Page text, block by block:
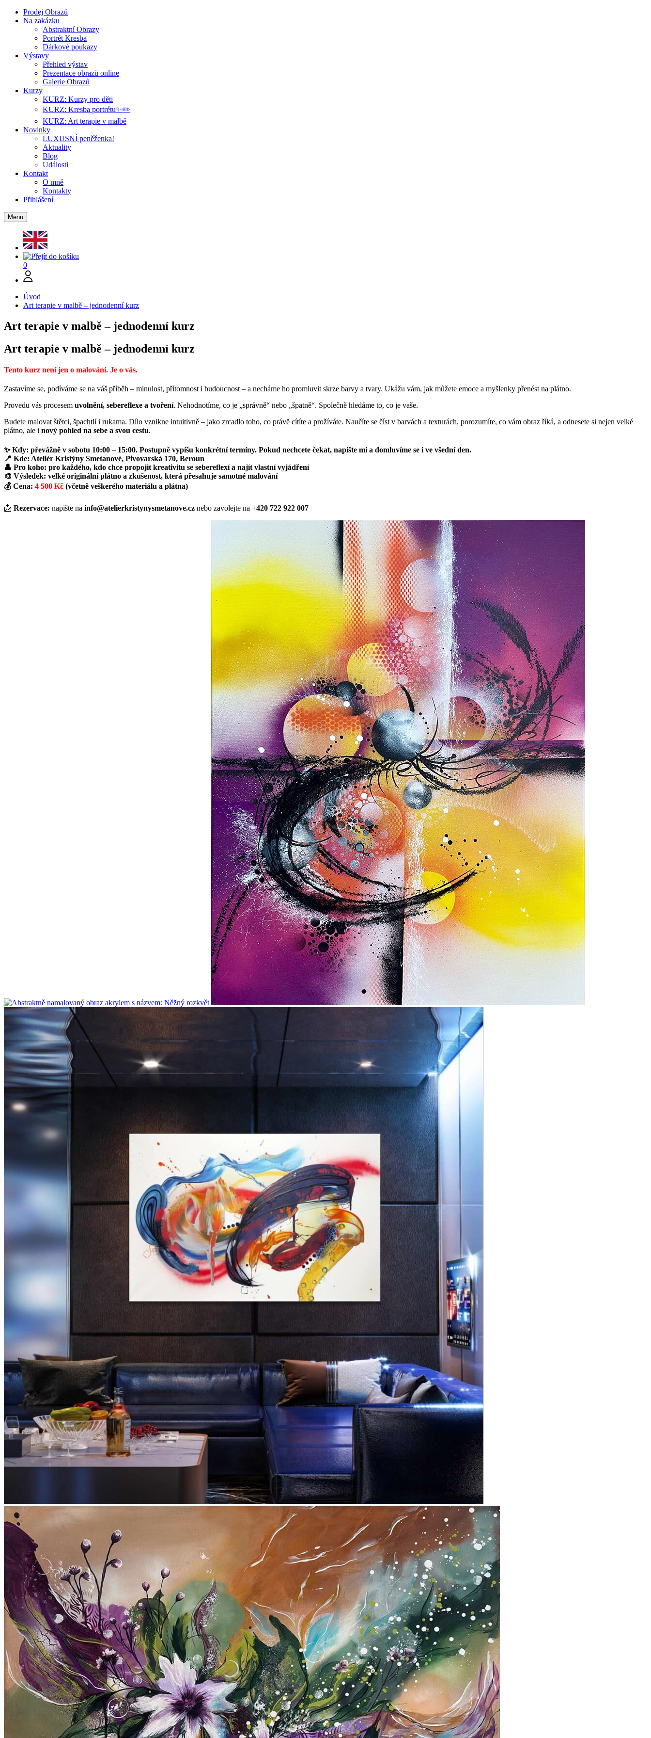
Prodej Obrazů
Na zakázku
Abstraktní Obrazy
Portrét Kresba
Dárkové poukazy
Výstavy
Přehled výstav
Prezentace obrazů online
Galerie Obrazů
Kurzy
KURZ: Kurzy pro děti
KURZ: Kresba portrétu✨✏️
KURZ: Art terapie v malbě
Novinky
LUXUSNÍ peněženka!
Aktuality
Blog
Události
Kontakt
O mně
Kontakty
Přihlášení
Menu
0
Úvod
Art terapie v malbě – jednodenní kurz
Art terapie v malbě – jednodenní kurz
Art terapie v malbě – jednodenní kurz
Tento kurz není jen o malování. Je o vás.
Zastavíme se, podíváme se na váš příběh – minulost, přítomnost i budoucnost – a necháme ho promluvit skrze barvy a tvary. Ukážu vám, jak můžete emoce a myšlenky přenést na plátno.
Provedu vás procesem uvolnění, sebereflexe a tvoření. Nehodnotíme, co je „správně“ nebo „špatně“. Společně hledáme to, co je vaše.
Budete malovat štětci, špachtlí i rukama. Dílo vznikne intuitivně – jako zrcadlo toho, co právě cítíte a prožíváte. Naučíte se číst v barvách a texturách, porozumíte, co vám obraz říká, a odnesete si nejen velké
plátno, ale i nový pohled na sebe a svou cestu.
✨Kdy: převážně v sobotu 10:00 – 15:00. Postupně vypíšu konkrétní termíny. Pokud nechcete čekat, napište mi a domluvíme se i ve všední den.
📍 Kde: Ateliér Kristýny Smetanové, Pivovarská 170, Beroun
👤 Pro koho: pro každého, kdo chce propojit kreativitu se sebereflexí a najít vlastní vyjádření
🎨 Výsledek: velké originální plátno a zkušenost, která přesahuje samotné malování
💰 Cena: 4 500 Kč (včetně veškerého materiálu a plátna)
📩 Rezervace: napište na info@atelierkristynysmetanove.cz nebo zavolejte na +420 722 922 007